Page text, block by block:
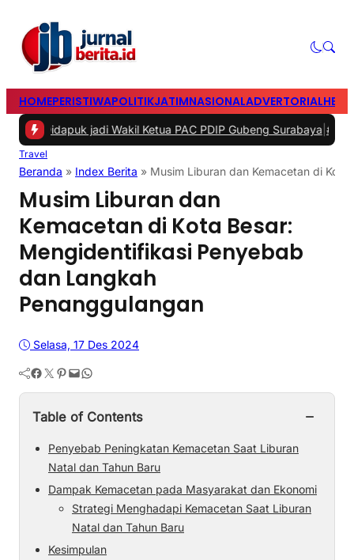
HOMEPERISTIWAPOLITIKJATIMNASIONALADVERTORIAL
jadi Wakil Ketua PAC PDIP Gubeng Surabaya|#2 -Surabaya
Travel
Beranda » Index Berita » Musim Liburan dan Kemacetan di
Musim Liburan dan
Kemacetan di Kota Besar:
Mengidentifikasi Penyebab
dan Langkah
Penanggulangan
Selasa, 17 Des 2024
Facebook Twitter Pinterest Mail WhatsApp
Table of Contents −
Penyebab Peningkatan Kemacetan Saat Liburan
Natal dan Tahun Baru
Dampak Kemacetan pada Masyarakat dan Ekonomi
Strategi Menghadapi Kemacetan Saat Liburan
Natal dan Tahun Baru
Kesimpulan